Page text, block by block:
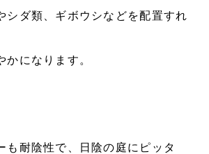
シダ類、ギボウシなどを配置すれ
かになります。
も耐陰性で、日陰の庭にピッタ